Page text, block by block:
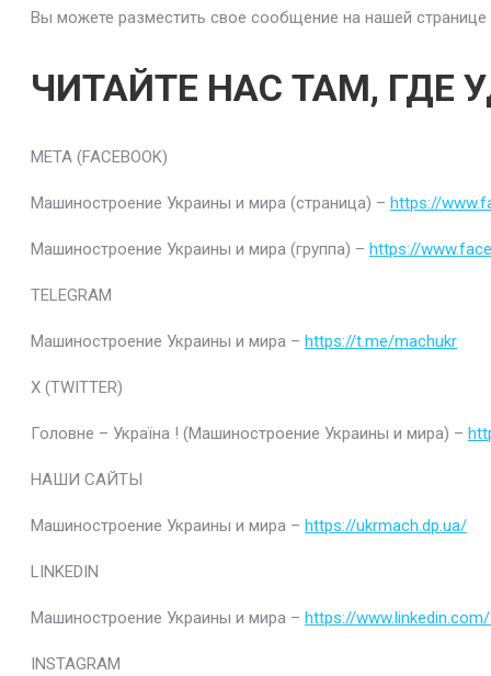
Вы можете разместить свое сообщение на нашей странице
ЧИТАЙТЕ НАС ТАМ, ГДЕ
META (FACEBOOK)
Машиностроение Украины и мира (страница) – https://
Машиностроение Украины и мира (группа) – https://
TELEGRAM
Машиностроение Украины и мира – https://t.me/machukr
Х (TWITTER)
Головне – Україна ! (Машиностроение Украины и мира) –
НАШИ САЙТЫ
Машиностроение Украины и мира – https://ukrmach.dp.ua/
LINKEDIN
Машиностроение Украины и мира – https://
INSTAGRAM